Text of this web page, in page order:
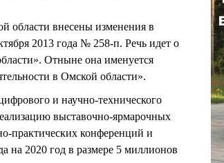
области внесены изменения в
2013 года № 258-п. Речь идет о
Отныне она именуется
в Омской области».
и научно-технического
выставочно-ярмарочных
практических конференций и
на 2020 год в размере 5 миллионов